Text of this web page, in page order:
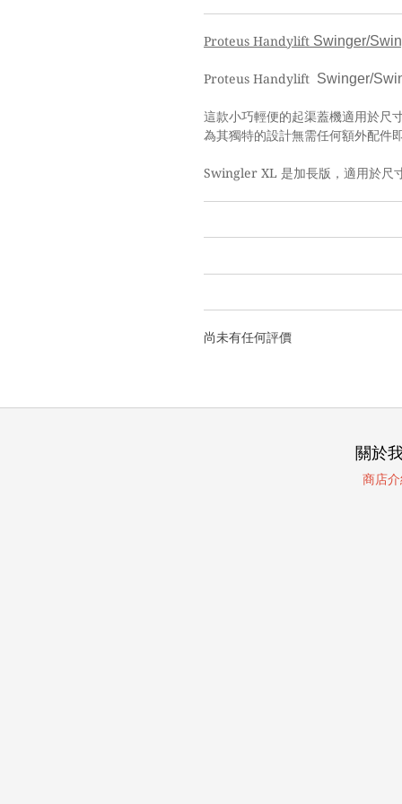
Proteus Handylift Swinger/
Proteus Handylift Swinger/
這款小巧輕便的起渠蓋機適用於尺
為其獨特的設計無需任何額外配件
Swingler XL 是加長版，適用於尺
尚未有任何評價
關於
商店